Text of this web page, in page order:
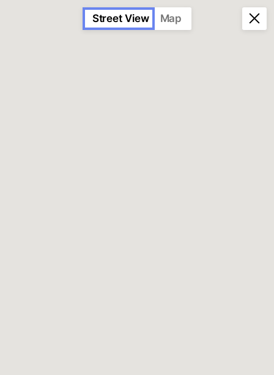
PUBLICITÁRIO
Street View Map